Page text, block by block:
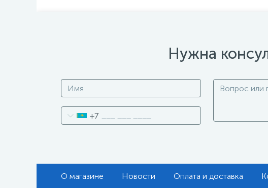
Нужна
+7
О магазине Новости Оплата и доставка